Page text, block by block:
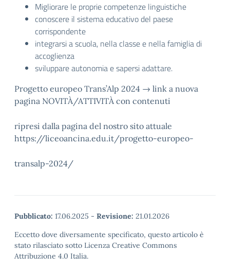
Migliorare le proprie competenze linguistiche
conoscere il sistema educativo del paese
corrispondente
integrarsi a scuola, nella classe e nella famiglia di
accoglienza
sviluppare autonomia e sapersi adattare.
Progetto europeo Trans’Alp 2024 → link a nuova
pagina NOVITÀ/ATTIVITÀ con contenuti
ripresi dalla pagina del nostro sito attuale
https://liceoancina.edu.it/progetto-europeo-
transalp-2024/
Pubblicato: 17.06.2025 - Revisione: 21.01.2026
Eccetto dove diversamente specificato, questo articolo è
stato rilasciato sotto Licenza Creative Commons
Attribuzione 4.0 Italia.